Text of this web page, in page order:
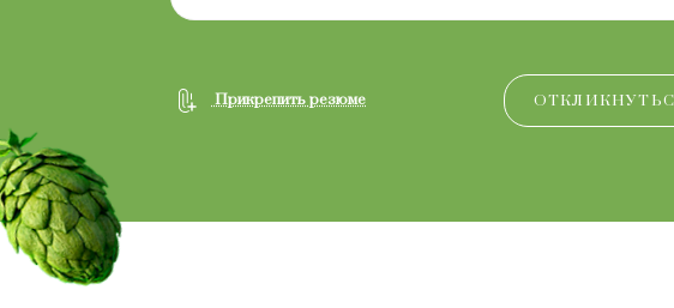
Прикрепить резюме